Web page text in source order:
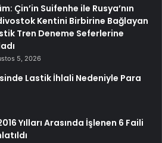
Çin’in Suifenhe ile Rusya’nın
Kentini Birbirine Bağlayan
Tren Deneme Seferlerine
5, 2026
Lastik İhlali Nedeniyle Para
Yılları Arasında İşlenen 6 Faili